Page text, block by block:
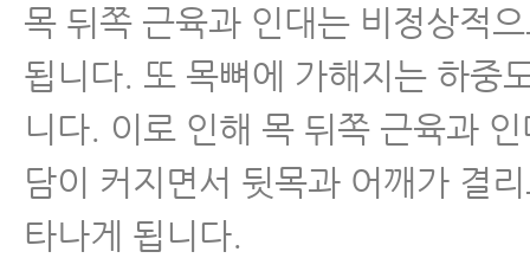
- 목디스크 치료해도 낫지 않는 이
- 목디스크운동 이거 하나로 끝낸
동 질문편
- 목디스크, 거북목, 일자목 목통
유발하는 수면 자세와 교정법
목 뒤쪽 근육과 인대는 비정상적
됩니다. 또 목뼈에 가해지는 하중
니다. 이로 인해 목 뒤쪽 근육과
담이 커지면서 뒷목과 어깨가 결
타나게 됩니다.